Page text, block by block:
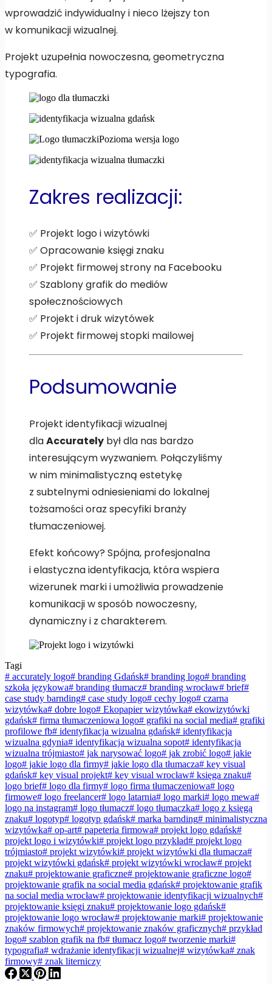
wprowadzić indywidualny i nieco lżejszy ton
w komunikacji wizualnej.
Projekt uzupełnia nowoczesna, geometryczna
typografia.
Pozioma wersja logo
Zakres realizacji:
✅ Projekt logo i wizytówki
✅ Opracowanie księgi znaku
✅ Projekt firmowej strony na Facebooku
✅ Szablony grafik do mediów
społecznościowych
✅ Projekt i druk wizytówek
✅ Projekt firmowej stopki mailowej
Podsumowanie
Projekt identyfikacji wizualnej
dlaAccurately był dla nas bardzo
interesującym wyzwaniem. Połączyliśmy
w nim minimalistyczną estetykę
z subtelnymi odniesieniami do lokalnej
tożsamości oraz specyfiki branży
tłumaczeniowej.
Efekt końcowy? Spójna, profesjonalna
i elastyczna identyfikacja, która wspiera
wizerunek marki i umożliwia prowadzenie
komunikacji w sposób nowoczesny,
dynamiczny i z charakterem.
Tagi
# accurately logo# branding Gdańsk# branding logo# branding
szkoła językowa# branding tłumacz# branding wrocław# brief#
case study barnding# case study logo# cechy logo# czarna
wizytówka# dobre logo# Ekopapier wizytówka# ekowizytówki
gdańsk# firma tłumaczeniowa logo# grafiki na social media# grafiki
profilowe fb# identyfikacja wizualna gdańsk# identyfikacja
wizualna gdynia# identyfikacja wizualna sopot# identyfikacja
wizualna trójmiasto# jak narysować logo# jak zrobić logo# jakie
logo# jakie logo dla firmy# jakie logo dla tłumacza# key visual
gdańsk# key visual projekt# key visual wrocław# księga znaku#
logo brief# logo dla firmy# logo firma tłumaczeniowa# logo
firmowe# logo freelancer# logo latarnia# logo marki# logo mewa#
logo na instagram# logo tłumacz# logo tłumaczka# logo z księgą
znaku# logotyp# logotyp gdańsk# marka barnding# minimalistyczna
wizytówka# op-art# papeteria firmowa# projekt logo gdańsk#
projekt logo i wizytówki# projekt logo przykład# projekt logo
trójmiasto# projekt wizytówki# projekt wizytówki dla tłumacza#
projekt wizytówki gdańsk# projekt wizytówki wrocław# projekt
znaku# projektowanie graficzne# projektowanie graficzne logo#
projektowanie grafik na social media gdańsk# projektowanie grafik
na social media wrocław# projektowanie identyfikacji wizualnych#
projektowanie księgi znaku# projektowanie logo gdańsk#
projektowanie logo wrocław# projektowanie marki# projektowanie
znaków firmowych# projektowanie znaków graficznych# przykład
logo# szablon grafik na fb# tłumacz logo# tworzenie marki#
typografia# wdrażanie identyfikacji wizualnej# wizytówka# znak
firmowy# znak literniczy